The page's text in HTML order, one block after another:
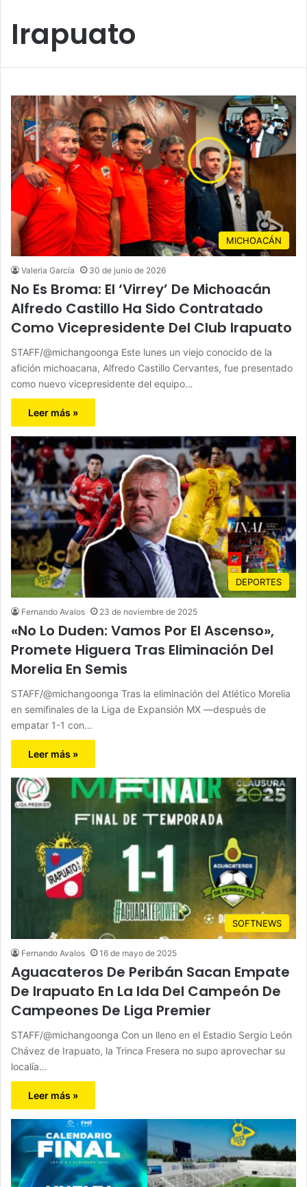
Irapuato
MICHOACÁN
Valeria García 30 de junio de 2026
No Es Broma: El ‘Virrey’ De Michoacán
Alfredo Castillo Ha Sido Contratado
Como Vicepresidente Del Club Irapuato
STAFF/@michangoonga Este lunes un viejo conocido de la
afición michoacana, Alfredo Castillo Cervantes, fue presentado
como nuevo vicepresidente del equipo…
Leer más »
DEPORTES
Fernando Avalos 23 de noviembre de 2025
«No Lo Duden: Vamos Por El Ascenso»,
Promete Higuera Tras Eliminación Del
Morelia En Semis
STAFF/@michangoonga Tras la eliminación del Atlético Morelia
en semifinales de la Liga de Expansión MX —después de
empatar 1-1 con…
Leer más »
SOFTNEWS
Fernando Avalos 16 de mayo de 2025
Aguacateros De Peribán Sacan Empate
De Irapuato En La Ida Del Campeón De
Campeones De Liga Premier
STAFF/@michangoonga Con un lleno en el Estadio Sergio León
Chávez de Irapuato, la Trinca Fresera no supo aprovechar su
localía…
Leer más »